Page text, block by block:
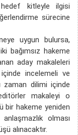
kitleyle ilgisi
sürecine
uygun bulursa,
bağımsız hakeme
aday makaleleri
incelemeli ve
zaman dilimi içinde
makaleyi o
bir hakeme yeniden
olması
alınacaktır.